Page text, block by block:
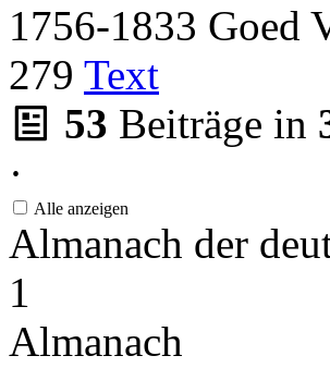
1756-1833 Goed
279 Text
53 Beiträge in
·
Alle anzeigen
Almanach der
1
Almanach